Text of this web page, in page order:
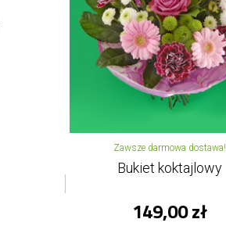
Zawsze darmowa dostawa!
Bukiet koktajlowy
149,00 zł